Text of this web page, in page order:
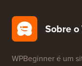
Sobre
WPBeginner é um